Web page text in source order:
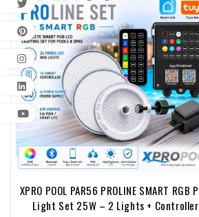
XPRO POOL PAR56 PROLINE SMART RGB
Light Set 25W – 2 Lights + Controller